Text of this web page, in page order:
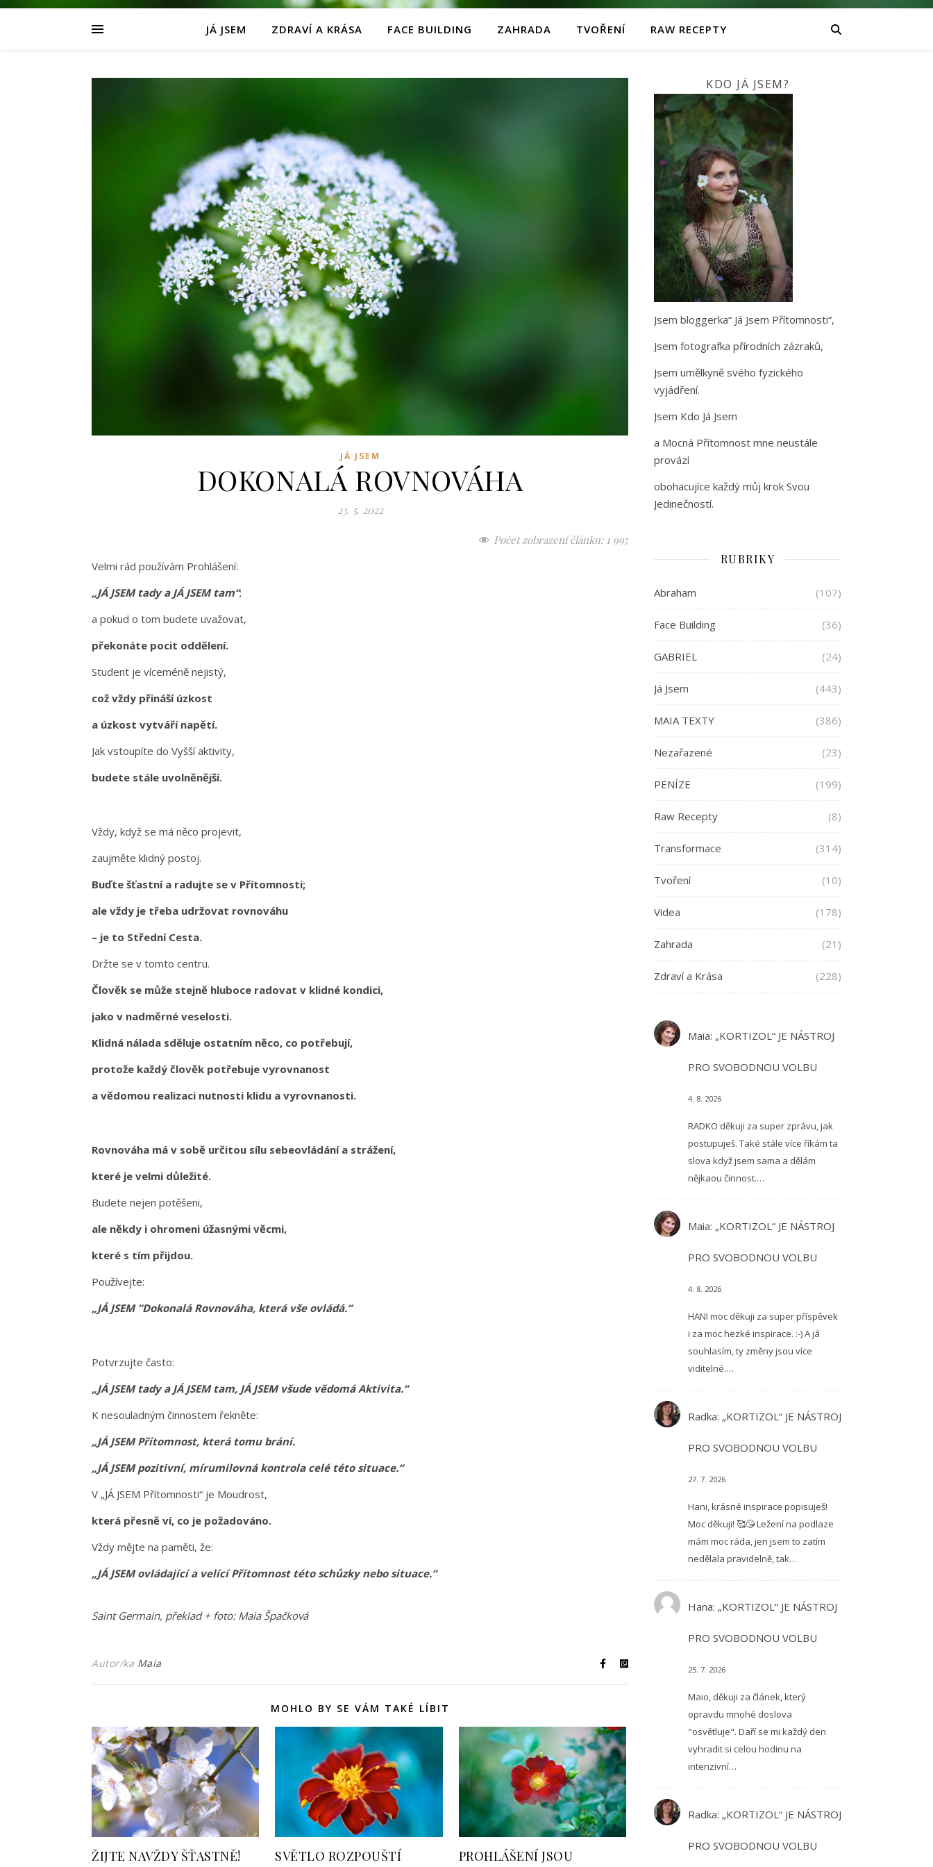
JÁ JSEM ZDRAVÍ A KRÁSA FACE BUILDING ZAHRADA TVOŘENÍ RAW RECEPTY
JÁ JSEM
DOKONALÁ ROVNOVÁHA
23. 5. 2022
Počet zobrazení článku: 1 997
Velmi rád používám Prohlášení:
„JÁ JSEM tady a JÁ JSEM tam“;
a pokud o tom budete uvažovat,
překonáte pocit oddělení.
Student je víceméně nejistý,
což vždy přináší úzkost
a úzkost vytváří napětí.
Jak vstoupíte do Vyšší aktivity,
budete stále uvolněnější.
Vždy, když se má něco projevit,
zaujměte klidný postoj.
Buďte šťastní a radujte se v Přítomnosti;
ale vždy je třeba udržovat rovnováhu
– je to Střední Cesta.
Držte se v tomto centru.
Člověk se může stejně hluboce radovat v klidné kondici,
jako v nadměrné veselosti.
Klidná nálada sděluje ostatním něco, co potřebují,
protože každý člověk potřebuje vyrovnanost
a vědomou realizaci nutnosti klidu a vyrovnanosti.
Rovnováha má v sobě určitou sílu sebeovládání a strážení,
které je velmi důležité.
Budete nejen potěšeni,
ale někdy i ohromeni úžasnými věcmi,
které s tím přijdou.
Používejte:
„JÁ JSEM “Dokonalá Rovnováha, která vše ovládá.“
Potvrzujte často:
„JÁ JSEM tady a JÁ JSEM tam, JÁ JSEM všude vědomá Aktivita.“
K nesouladným činnostem řekněte:
„JÁ JSEM Přítomnost, která tomu brání.
„JÁ JSEM pozitivní, mírumilovná kontrola celé této situace.“
V „JÁ JSEM Přítomnosti“ je Moudrost,
která přesně ví, co je požadováno.
Vždy mějte na paměti, že:
„JÁ JSEM ovládající a velící Přítomnost této schůzky nebo situace.“
Saint Germain, překlad + foto: Maia Špačková
Autor/ka Maia
MOHLO BY SE VÁM TAKÉ LÍBIT
ŽIJTE NAVŽDY ŠŤASTNĚ!
SVĚTLO ROZPOUŠTÍ
PROHLÁŠENÍ JSOU
KDO JÁ JSEM?
Jsem bloggerka“ Já Jsem Přítomnosti“,
Jsem fotografka přírodních zázraků,
Jsem umělkyně svého fyzického
vyjádření.
Jsem Kdo Já Jsem
a Mocná Přítomnost mne neustále
provází
obohacujíce každý můj krok Svou
Jedinečností.
RUBRIKY
Abraham (107)
Face Building (36)
GABRIEL (24)
Já Jsem (443)
MAIA TEXTY (386)
Nezařazené (23)
PENÍZE (199)
Raw Recepty (8)
Transformace (314)
Tvoření (10)
Videa (178)
Zahrada (21)
Zdraví a Krása (228)
Maia: „KORTIZOL“ JE NÁSTROJ
PRO SVOBODNOU VOLBU
4. 8. 2026
RADKO děkuji za super zprávu, jak
postupuješ. Také stále více říkám ta
slova když jsem sama a dělám
nějkaou činnost.…
Maia: „KORTIZOL“ JE NÁSTROJ
PRO SVOBODNOU VOLBU
4. 8. 2026
HANI moc děkuji za super příspěvek
i za moc hezké inspirace. :-) A já
souhlasím, ty změny jsou více
viditelné.…
Radka: „KORTIZOL“ JE NÁSTROJ
PRO SVOBODNOU VOLBU
27. 7. 2026
Hani, krásné inspirace popisuješ!
Moc děkuji! 🥰😘 Ležení na podlaze
mám moc ráda, jen jsem to zatím
nedělala pravidelně, tak…
Hana: „KORTIZOL“ JE NÁSTROJ
PRO SVOBODNOU VOLBU
25. 7. 2026
Maio, děkuji za článek, který
opravdu mnohé doslova
"osvětluje". Daří se mi každý den
vyhradit si celou hodinu na
intenzivní…
Radka: „KORTIZOL“ JE NÁSTROJ
PRO SVOBODNOU VOLBU